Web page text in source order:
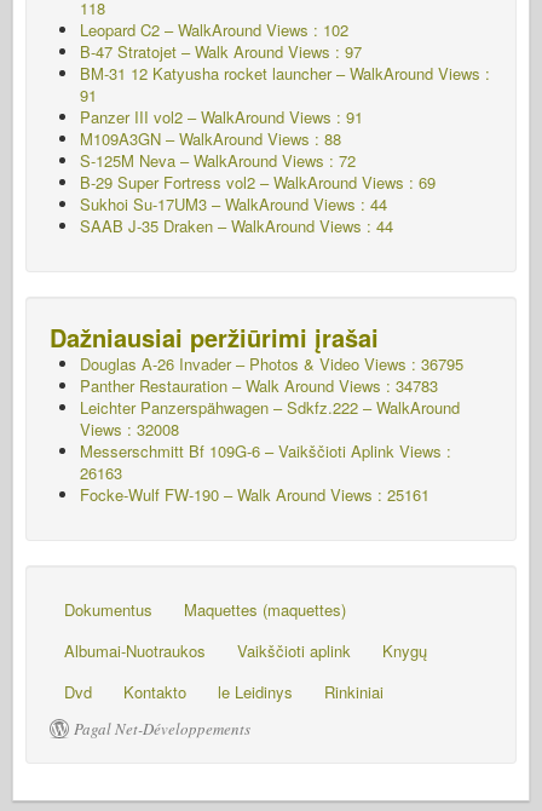
118
Leopard C2 – WalkAround Views : 102
B-47 Stratojet – Walk Around Views : 97
BM-31 12 Katyusha rocket launcher – WalkAround Views :
91
Panzer III vol2 – WalkAround Views : 91
M109A3GN – WalkAround Views : 88
S-125M Neva – WalkAround Views : 72
B-29 Super Fortress vol2 – WalkAround Views : 69
Sukhoi Su-17UM3 – WalkAround Views : 44
SAAB J-35 Draken – WalkAround Views : 44
Dažniausiai peržiūrimi įrašai
Douglas A-26 Invader – Photos & Video Views : 36795
Panther Restauration – Walk Around Views : 34783
Leichter Panzerspähwagen – Sdkfz.222 – WalkAround
Views : 32008
Messerschmitt Bf 109G-6 – Vaikščioti Aplink Views :
26163
Focke-Wulf FW-190 – Walk Around Views : 25161
Dokumentus
Maquettes (maquettes)
Albumai-Nuotraukos
Vaikščioti aplink
Knygų
Dvd
Kontakto le Leidinys Rinkiniai
Pagal Net-Développements